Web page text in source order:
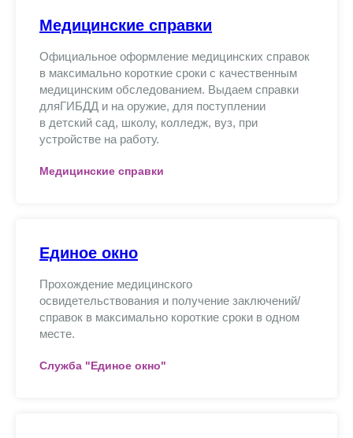
Медицинские справки
Официальное оформление медицинских справок
в максимально короткие сроки с качественным
медицинским обследованием. Выдаем справки
дляГИБДД и на оружие, для поступлении
в детский сад, школу, колледж, вуз, при
устройстве на работу.
Медицинские справки
Единое окно
Прохождение медицинского
освидетельствования и получение заключений/
справок в максимально короткие сроки в одном
месте.
Служба "Единое окно"